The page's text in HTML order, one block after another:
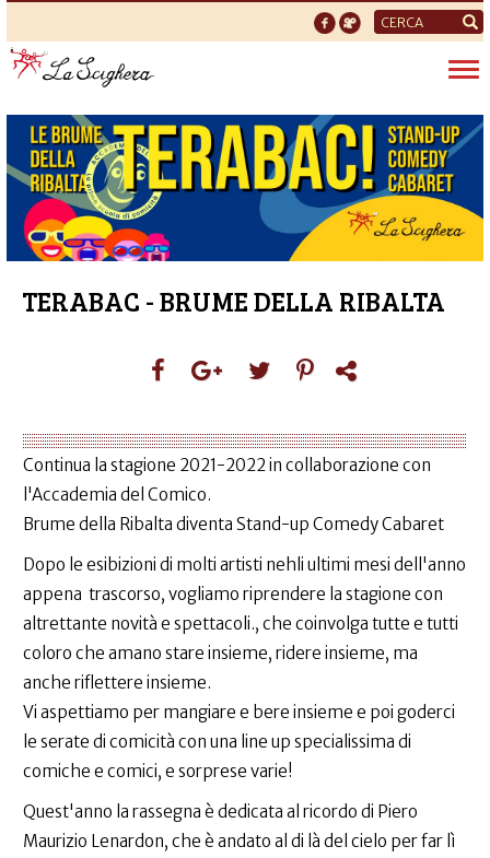
Form
di
ricerca
TERABAC - BRUME DELLA RIBALTA
Continua la stagione 2021-2022 in collaborazione con
l'Accademia del Comico.
Brume della Ribalta diventa Stand-up Comedy Cabaret
Dopo le esibizioni di molti artisti nehli ultimi mesi dell'anno
appena trascorso, vogliamo riprendere la stagione con
altrettante novità e spettacoli., che coinvolga tutte e tutti
coloro che amano stare insieme, ridere insieme, ma
anche riflettere insieme.
Vi aspettiamo per mangiare e bere insieme e poi goderci
le serate di comicità con una line up specialissima di
comiche e comici, e sorprese varie!
Quest'anno la rassegna è dedicata al ricordo di Piero
Maurizio Lenardon, che è andato al di là del cielo per far lì